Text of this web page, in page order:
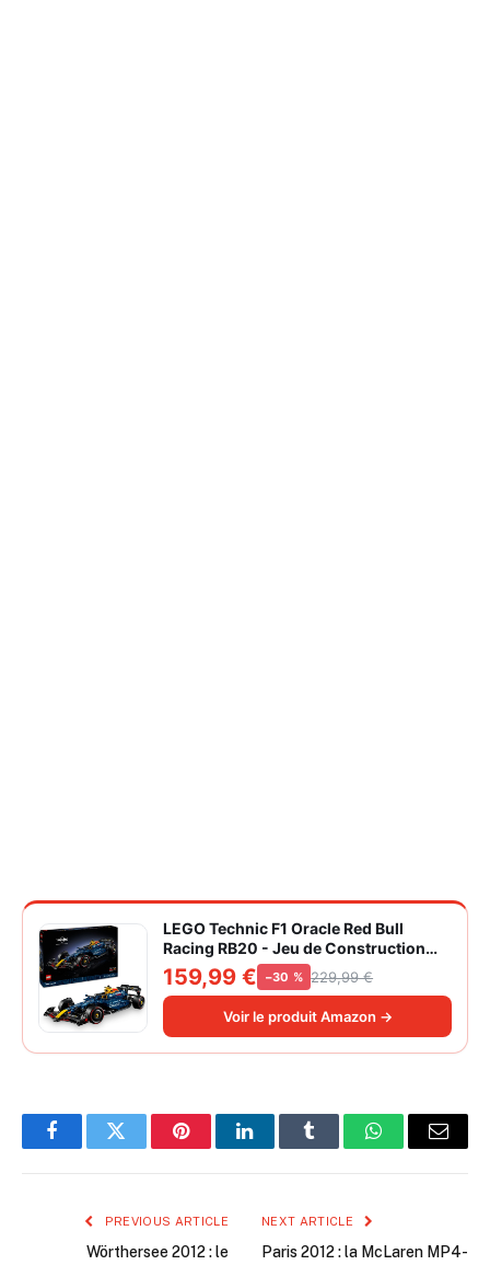
LEGO Technic F1 Oracle Red Bull
Racing RB20 - Jeu de Construction
Collector pour Adulte - Inclut Un
Moteur V6 et Une boîte de Vitesses -
Idée Cadeau pour passionnés de
Formule 1 42206
159,99 € −30 % 229,99 €
Voir le produit Amazon →
FacebookTwitter PinterestLinkedInTumblr WhatsAppEmail
PREVIOUS ARTICLE
Wörthersee 2012 : le
NEXT ARTICLE
Paris 2012 : la McLaren MP4-